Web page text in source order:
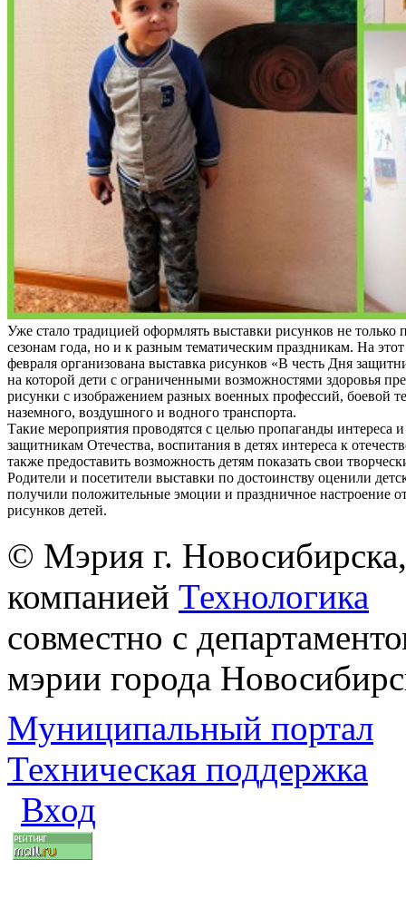
Уже стало традицией оформлять выставки рисунков не
сезонам года, но и к разным тематическим праздникам. На этот
февраля организована выставка рисунков «В честь Дня
на которой дети с ограниченными возможностями здоровья
рисунки с изображением разных военных профессий, боевой
наземного, воздушного и водного транспорта.
Такие мероприятия проводятся с целью пропаганды интереса
защитникам Отечества, воспитания в детях интереса к
также предоставить возможность детям показать свои
Родители и посетители выставки по достоинству оценили
получили положительные эмоции и праздничное настроение
рисунков детей.
© Мэрия г.
компанией Технологика
совместно с
мэрии города
Муниципальный портал
Техническая поддержка
Вход